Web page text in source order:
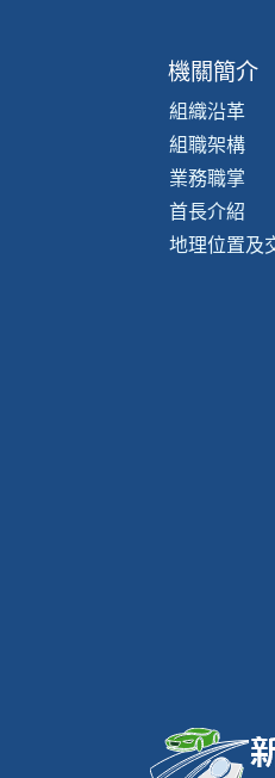
機關簡介
組織沿革
組職架構
業務職掌
首長介紹
地理位置及